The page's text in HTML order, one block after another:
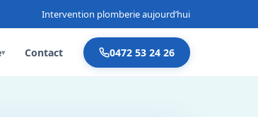
Intervention plomberie aujourd’hui
▾ Contact 0472 53 24 26